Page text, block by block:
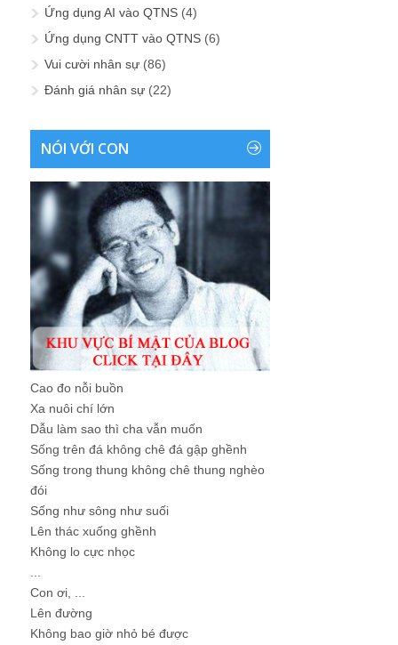
Ứng dụng AI vào QTNS (4)
Ứng dụng CNTT vào QTNS (6)
Vui cười nhân sự (86)
Đánh giá nhân sự (22)
NÓI VỚI CON
Cao đo nỗi buồn
Xa nuôi chí lớn
Dẫu làm sao thì cha vẫn muốn
Sống trên đá không chê đá gập ghềnh
Sống trong thung không chê thung nghèo
đói
Sống như sông như suối
Lên thác xuống ghềnh
Không lo cực nhọc
Con ơi, ...
Lên đường
Không bao giờ nhỏ bé được